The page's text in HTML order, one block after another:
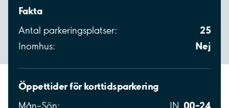
Fakta
Antal parkeringsplatser: 25
Inomhus: Nej
Öppettider för korttidsparkering
00–24